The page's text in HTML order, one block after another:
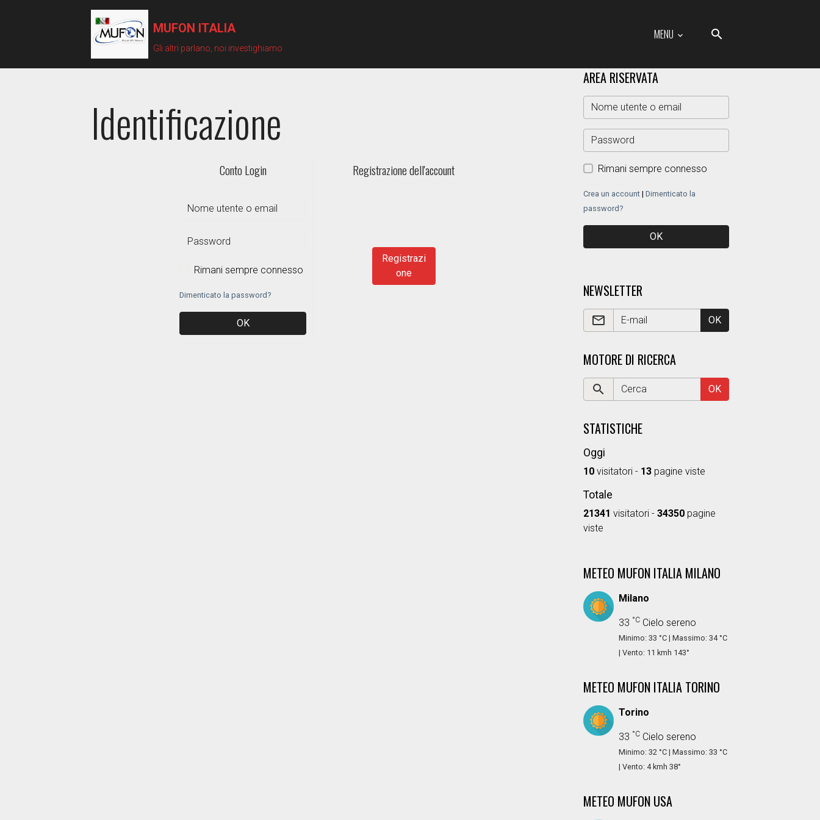
MUFON ITALIA
Gli altri parlano, noi investighiamo
MENU
Identificazione
Conto Login
Rimani sempre connesso
Dimenticato la password?
OK
Registrazione dell'account
Registrazi
one
AREA RISERVATA
Rimani sempre connesso
Crea un account| Dimenticato la
password?
OK
NEWSLETTER
OK
MOTORE DI RICERCA
OK
STATISTICHE
Oggi
10visitatori - 13pagine viste
Totale
21341 visitatori - 34350pagine
viste
METEO MUFON ITALIA MILANO
Milano
33 °CCielo sereno
Minimo: 33 °C | Massimo: 34 °C
| Vento: 11 kmh 143°
METEO MUFON ITALIA TORINO
Torino
33 °CCielo sereno
Minimo: 32 °C | Massimo: 33 °C
| Vento: 4 kmh 38°
METEO MUFON USA